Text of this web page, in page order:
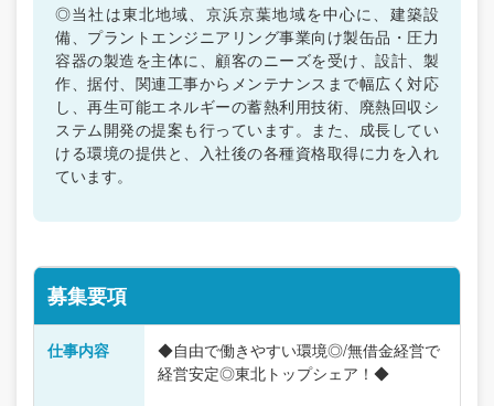
◎当社は東北地域、京浜京葉地域を中心に、建築設
備、プラントエンジニアリング事業向け製缶品・圧力
容器の製造を主体に、顧客のニーズを受け、設計、製
作、据付、関連工事からメンテナンスまで幅広く対応
し、再生可能エネルギーの蓄熱利用技術、廃熱回収シ
ステム開発の提案も行っています。また、成長してい
ける環境の提供と、入社後の各種資格取得に力を入れ
ています。
募集要項
仕事内容
◆自由で働きやすい環境◎/無借金経営で
経営安定◎東北トップシェア！◆